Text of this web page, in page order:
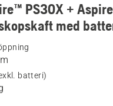
PS30X +
med
batteri)